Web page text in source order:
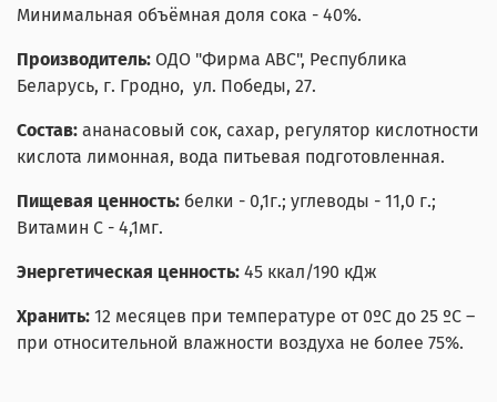
Минимальная объёмная доля сока - 40%.
Производитель: ОДО "Фирма АВС", Республика
Беларусь, г. Гродно, ул. Победы, 27.
Состав: ананасовый сок, сахар, регулятор кислотности
кислота лимонная, вода питьевая подготовленная.
Пищевая ценность: белки - 0,1г.; углеводы - 11,0 г.;
Витамин С - 4,1мг.
Энергетическая ценность: 45 ккал/190 кДж
Хранить: 12 месяцев при температуре от 0ºС до 25 ºС –
при относительной влажности воздуха не более 75%.